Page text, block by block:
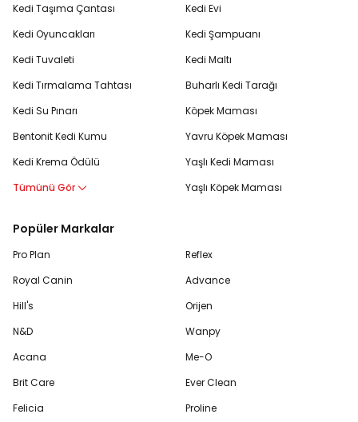
Kedi Taşıma Çantası
Kedi Oyuncakları
Kedi Tuvaleti
Kedi Tırmalama Tahtası
Kedi Su Pınarı
Bentonit Kedi Kumu
Kedi Krema Ödülü
Tümünü Gör
Kedi Evi
Kedi Şampuanı
Kedi Maltı
Buharlı Kedi Tarağı
Köpek Maması
Yavru Köpek Maması
Yaşlı Kedi Maması
Yaşlı Köpek Maması
Popüler Markalar
Pro Plan
Royal Canin
Hill's
N&D
Acana
Brit Care
Felicia
Reflex
Advance
Orijen
Wanpy
Me-O
Ever Clean
Proline